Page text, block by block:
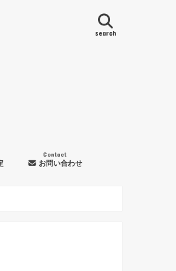
search
Contact
お問い合わせ